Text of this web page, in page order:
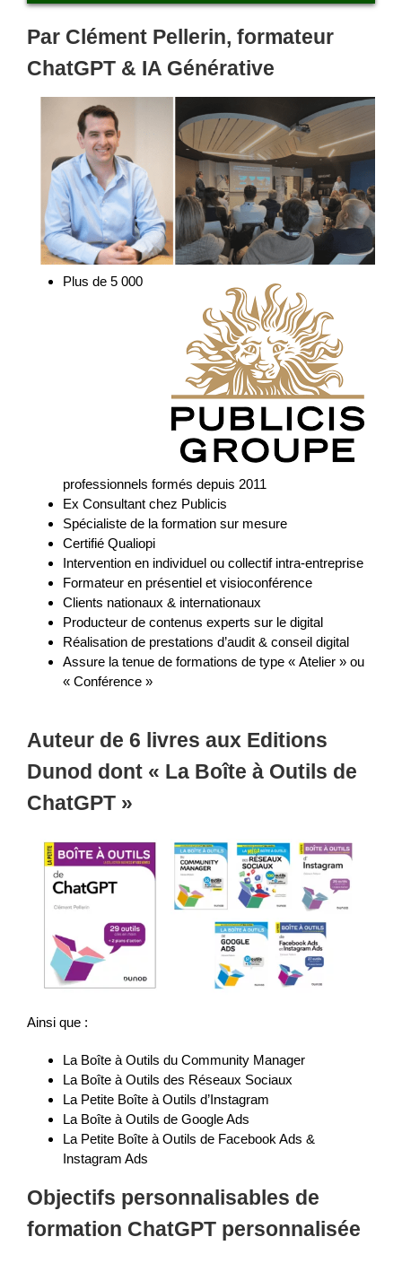
Par Clément Pellerin, formateur
ChatGPT & IA Générative
Plus de 5 000
professionnels formés depuis 2011
Ex Consultant chez Publicis
Spécialiste de la formation sur mesure
Certifié Qualiopi
Intervention en individuel ou collectif intra-entreprise
Formateur en présentiel et visioconférence
Clients nationaux & internationaux
Producteur de contenus experts sur le digital
Réalisation de prestations d’audit & conseil digital
Assure la tenue de formations de type « Atelier » ou
« Conférence »
Auteur de 6 livres aux Editions
Dunod dont « La Boîte à Outils de
ChatGPT »
Ainsi que :
La Boîte à Outils du Community Manager
La Boîte à Outils des Réseaux Sociaux
La Petite Boîte à Outils d’Instagram
La Boîte à Outils de Google Ads
La Petite Boîte à Outils de Facebook Ads &
Instagram Ads
Objectifs personnalisables de
formation ChatGPT personnalisée